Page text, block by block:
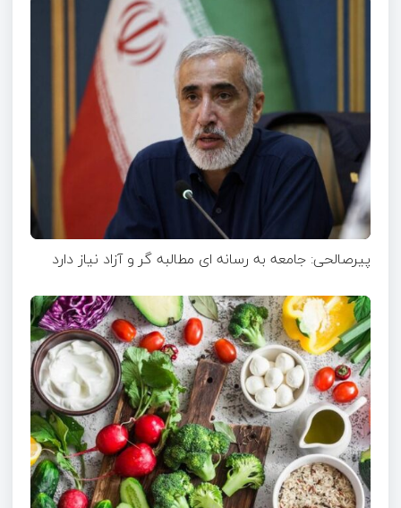
پیرصالحی: جامعه به رسانه ای مطالبه گر و آزاد نیاز دارد